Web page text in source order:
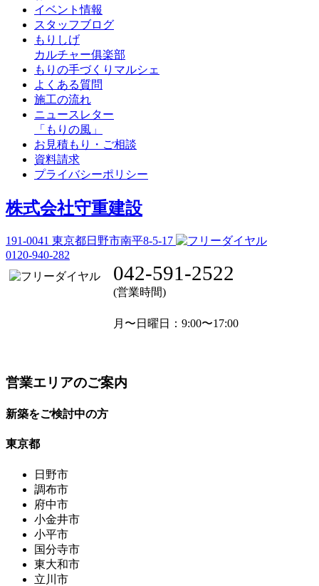
イベント情報
スタッフブログ
もりしげ
カルチャー俱楽部
もりの手づくりマルシェ
よくある質問
施工の流れ
ニュースレター
「もりの風」
お見積もり・ご相談
資料請求
プライバシーポリシー
株式会社守重建設
191-0041 東京都日野市南平8-5-17
0120-940-282
042-591-2522
(営業時間)
月〜日曜日 ：9:00〜17:00
営業エリアのご案内
新築をご検討中の方
東京都
日野市
調布市
府中市
小金井市
小平市
国分寺市
東大和市
立川市